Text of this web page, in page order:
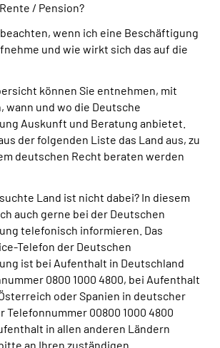
Mein Kundenportal
/ Pension?
wenn ich eine Beschäftigung
und wie wirkt sich das auf die
können Sie entnehmen, mit
wann und wo die Deutsche
Auskunft und Beratung anbietet.
der folgenden Liste das Land aus, zu
deutschen Recht beraten werden
Land ist nicht dabei? In diesem
auch gerne bei der Deutschen
telefonisch informieren. Das
Telefon der Deutschen
ist bei Aufenthalt in Deutschland
0800 1000 4800, bei Aufenthalt
oder Spanien in deutscher
Telefonnummer 00800 1000 4800
in allen anderen Ländern
an Ihren zuständigen